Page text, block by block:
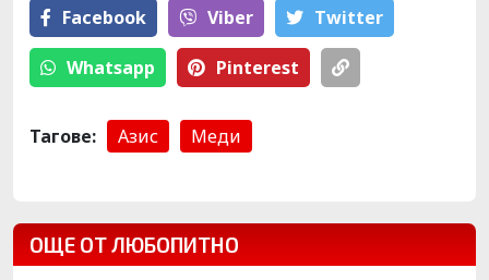
Facebook Viber Тwitter
Whatsapp Pinterest
Тагове: Азис Меди
ОЩЕ ОТ ЛЮБОПИТНО